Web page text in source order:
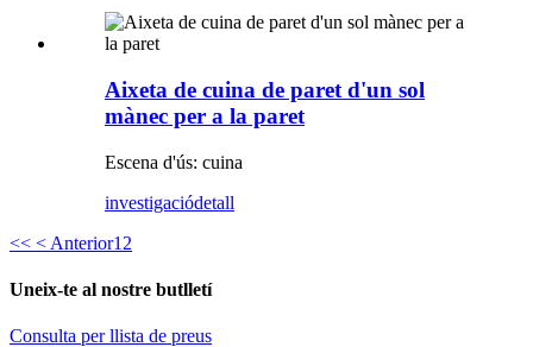
Aixeta de cuina de paret d'un sol
mànec per a la paret
Escena d'ús: cuina
investigaciódetall
<< < Anterior1 2
Uneix-te al nostre butlletí
Consulta per llista de preus